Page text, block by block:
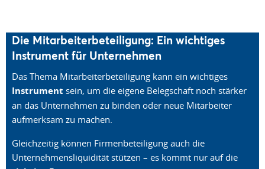
Die Mitarbeiterbeteiligung: Ein wichtiges
Instrument für Unternehmen
Das Thema Mitarbeiterbeteiligung kann ein wichtiges
Instrument sein, um die eigene Belegschaft noch stärker
an das Unternehmen zu binden oder neue Mitarbeiter
aufmerksam zu machen.
Gleichzeitig können Firmenbeteiligung auch die
Unternehmensliquidität stützen – es kommt nur auf die